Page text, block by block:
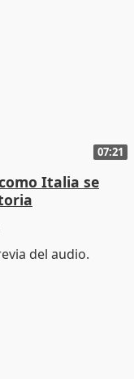
07:21
Italia se